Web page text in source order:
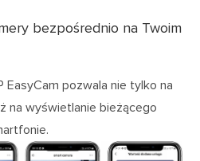
bezpośrednio na Twoim
EasyCam pozwala nie tylko na
na wyświetlanie bieżącego